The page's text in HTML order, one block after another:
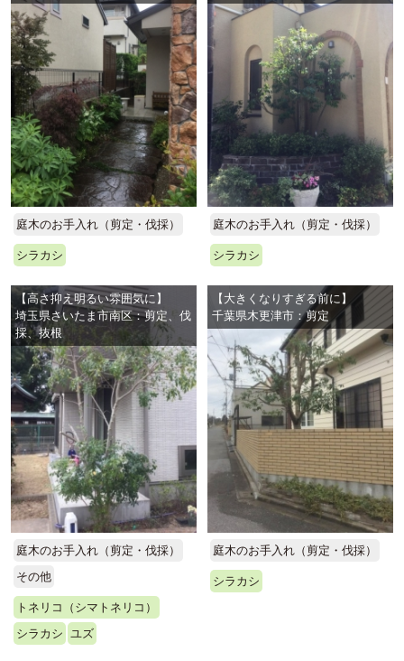
庭木のお手入れ（剪定・伐採）
シラカシ
庭木のお手入れ（剪定・伐採）
シラカシ
【高さ抑え明るい雰囲気に】
埼玉県さいたま市南区：剪定、伐
採、抜根
庭木のお手入れ（剪定・伐採）
その他
トネリコ（シマトネリコ）
シラカシ
ユズ
【大きくなりすぎる前に】
千葉県木更津市：剪定
庭木のお手入れ（剪定・伐採）
シラカシ